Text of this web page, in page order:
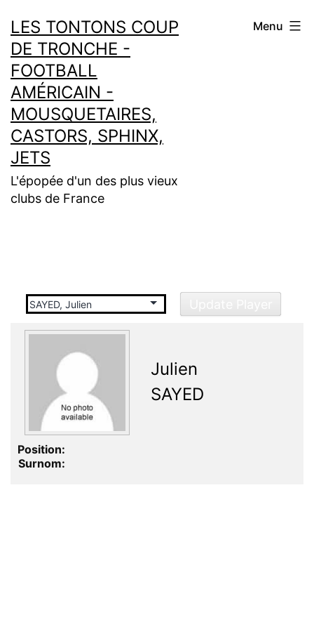
au
contenu
LES TONTONS COUP
DE TRONCHE -
FOOTBALL
AMÉRICAIN -
MOUSQUETAIRES,
CASTORS, SPHINX,
JETS
L'épopée d'un des plus vieux
clubs de France
Menu
Julien
SAYED
Position:
Surnom: